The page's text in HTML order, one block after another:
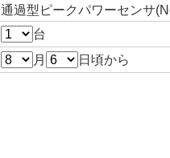
通過型ピークパワーセンサ
台
月 日頃から